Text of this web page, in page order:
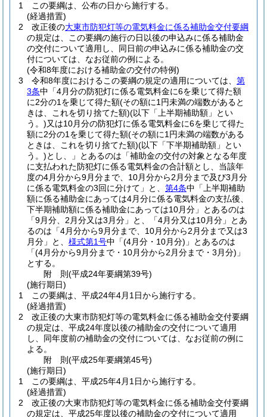
1
この要綱は、公布の日から施行する。
(経過措置)
2
改正後の大東市防犯灯等の電気料金に係る補助金交付要綱
の規定は、この要綱の施行の日以後の申込みに係る補助金
の交付について適用し、同日前の申込みに係る補助金の交
付については、なお従前の例による。
(令和8年度における補助金の交付の特例)
3
令和8年度におけるこの要綱の規定の適用については、 第
3条中「4月分の防犯灯に係る電気料金に6を乗じて得た額
に2分の1を乗じて得た額(その額に1円未満の端数があると
きは、これを切り捨てた額)(以下「上半期補助額」とい
う。)又は10月分の防犯灯に係る電気料金に6を乗じて得た
額に2分の1を乗じて得た額(その額に1円未満の端数がある
ときは、これを切り捨てた額)(以下「下半期補助額」とい
う。)とし、」とあるのは「補助金の交付の対象となる年度
に支払われた防犯灯に係る電気料金の合計額とし、当該年
度の4月分から9月分まで、10月分から2月分まで及び3月分
に係る電気料金の3回に分けて」と、 第4条中「上半期補助
額に係る補助金にあっては4月分に係る電気料金の支払後、
下半期補助額に係る補助金にあっては10月分」とあるのは
「9月分、2月分又は3月分」と、「4月分又は10月分」とあ
るのは「4月分から9月分まで、10月分から2月分まで又は3
月分」と、 様式第1号中「(4月分・10月分) 」とあるのは
「(4月分から9月分まで・10月分から2月分まで・3月分) 」
とする。
附 則(平成24年要綱第39号)
(施行期日)
1
この要綱は、平成24年4月1日から施行する。
(経過措置)
2
改正後の大東市防犯灯等の電気料金に係る補助金交付要綱
の規定は、平成24年度以後の補助金の交付について適用
し、同年度前の補助金の交付については、なお従前の例に
よる。
附 則(平成25年要綱第45号)
(施行期日)
1
この要綱は、平成25年4月1日から施行する。
(経過措置)
2
改正後の大東市防犯灯等の電気料金に係る補助金交付要綱
の規定は、平成25年度以後の補助金の交付について適用